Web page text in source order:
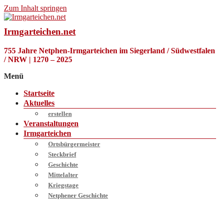
Zum Inhalt springen
Irmgarteichen.net
755 Jahre Netphen-Irmgarteichen im Siegerland / Südwestfalen
/ NRW | 1270 – 2025
Menü
Startseite
Aktuelles
erstellen
Veranstaltungen
Irmgarteichen
Ortsbürgermeister
Steckbrief
Geschichte
Mittelalter
Kriegstage
Netphener Geschichte